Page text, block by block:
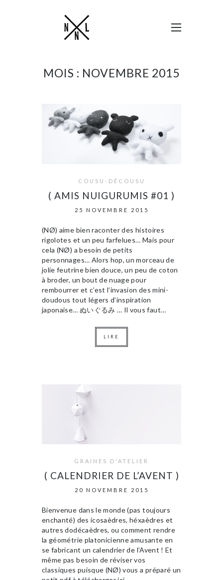
MOIS : NOVEMBRE 2015
COUSU-DÉCOUSU
( AMIS NUIGURUMIS #01 )
25 NOVEMBRE 2015
(NØ) aime bien raconter des histoires
rigolotes et un peu farfelues… Mais pour
cela (NØ) a besoin de petits
personnages… Alors hop, un morceau de
jolie feutrine bien douce, un peu de coton
à broder, un bout de nuage pour
rembourrer et c’est l’invasion des mini-
doudous tout légers d’inspiration
japonaise… ぬいぐるみ … Il vous faut…
LIRE
GRAINES D'ATELIER
( CALENDRIER DE L’AVENT )
20 NOVEMBRE 2015
Bienvenue dans le monde (pas toujours
enchanté) des icosaèdres, héxaèdres et
autres dodécaèdres, ou comment rendre
la géométrie platonicienne amusante en
se fabricant un calendrier de l’Avent ! Et
même pas besoin de réviser vos
classiques puisque (NØ) vous a préparé un